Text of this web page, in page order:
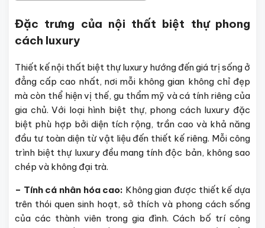
Đặc trưng của nội thất biệt thự phong
cách luxury
Thiết kế nội thất biệt thự luxury hướng đến giá trị sống ở
đẳng cấp cao nhất, nơi mỗi không gian không chỉ đẹp
mà còn thể hiện vị thế, gu thẩm mỹ và cá tính riêng của
gia chủ. Với loại hình biệt thự, phong cách luxury đặc
biệt phù hợp bởi diện tích rộng, trần cao và khả năng
đầu tư toàn diện từ vật liệu đến thiết kế riêng. Mỗi công
trình biệt thự luxury đều mang tính độc bản, không sao
chép và không đại trà.
– Tính cá nhân hóa cao: Không gian được thiết kế dựa
trên thói quen sinh hoạt, sở thích và phong cách sống
của các thành viên trong gia đình. Cách bố trí công